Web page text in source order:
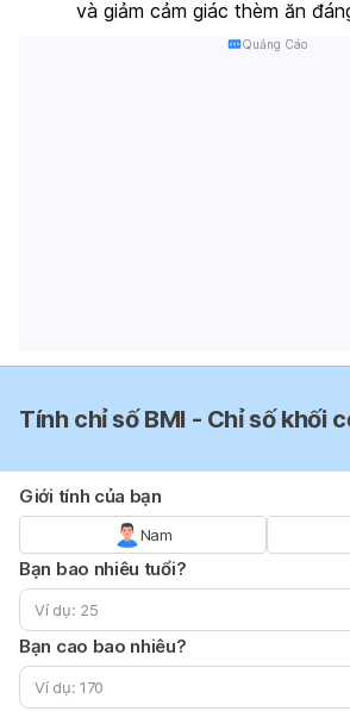
và giảm cảm giác thèm ăn
Quảng Cáo
Tính chỉ số BMI - Chỉ số khối
Giới tính của bạn
Nam
Bạn bao nhiêu tuổi?
Bạn cao bao nhiêu?